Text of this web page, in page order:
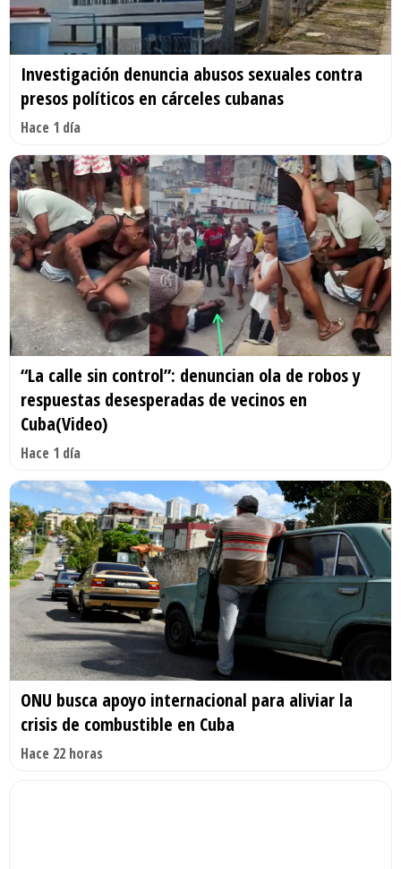
Investigación denuncia abusos sexuales contra
presos políticos en cárceles cubanas
Hace 1 día
“La calle sin control”: denuncian ola de robos y
respuestas desesperadas de vecinos en
Cuba(Video)
Hace 1 día
ONU busca apoyo internacional para aliviar la
crisis de combustible en Cuba
Hace 22 horas